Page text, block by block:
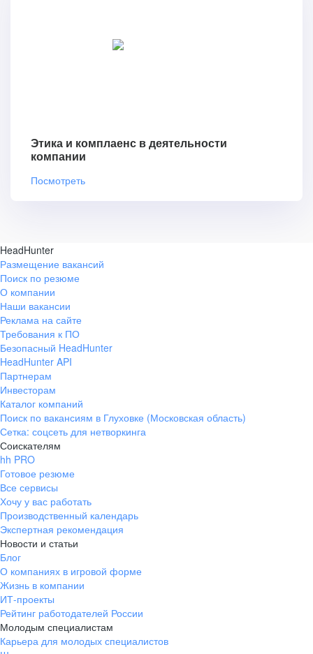
Этика и комплаенс в деятельности
компании
Посмотреть
HeadHunter
Размещение вакансий
Поиск по резюме
О компании
Наши вакансии
Реклама на сайте
Требования к ПО
Безопасный HeadHunter
HeadHunter API
Партнерам
Инвесторам
Каталог компаний
Поиск по вакансиям в Глуховке (Московская область)
Сетка: соцсеть для нетворкинга
Соискателям
hh PRO
Готовое резюме
Все сервисы
Хочу у вас работать
Производственный календарь
Экспертная рекомендация
Новости и статьи
Блог
О компаниях в игровой форме
Жизнь в компании
ИТ-проекты
Рейтинг работодателей России
Молодым специалистам
Карьера для молодых специалистов